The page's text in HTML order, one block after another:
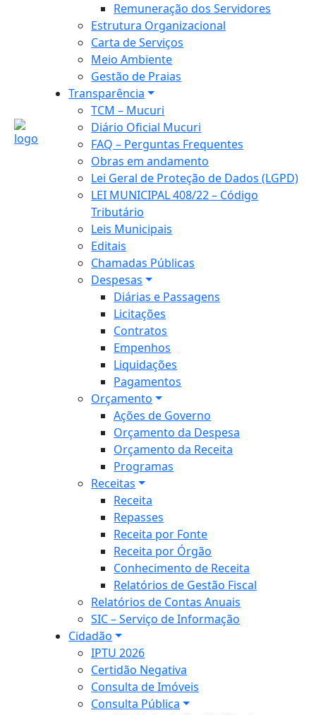
Remuneração dos Servidores
Estrutura Organizacional
Carta de Serviços
Meio Ambiente
Gestão de Praias
Transparência
TCM – Mucuri
Diário Oficial Mucuri
FAQ – Perguntas Frequentes
Obras em andamento
Lei Geral de Proteção de Dados (LGPD)
LEI MUNICIPAL 408/22 – Código
Tributário
Leis Municipais
Editais
Chamadas Públicas
Despesas
Diárias e Passagens
Licitações
Contratos
Empenhos
Liquidações
Pagamentos
Orçamento
Ações de Governo
Orçamento da Despesa
Orçamento da Receita
Programas
Receitas
Receita
Repasses
Receita por Fonte
Receita por Órgão
Conhecimento de Receita
Relatórios de Gestão Fiscal
Relatórios de Contas Anuais
SIC – Serviço de Informação
Cidadão
IPTU 2026
Certidão Negativa
Consulta de Imóveis
Consulta Pública